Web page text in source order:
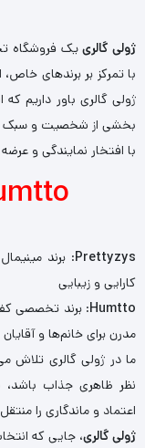
ژولی گالرییک فروشگاه
با تمرکز بر برندهای
ژولی گالری باور
بخشی از شخصیت و سبک
با افتخار نمایندگی و
Prettyzys: برند
کارایی و زیبایی
Humtto: برند تخصصی
مدرن برای خانم‌ها و
ما در ژولی گالری تلاش
نظر ظاهری جذاب باشد،
اعتماد و ماندگاری را
ژولی گالری، جایی که